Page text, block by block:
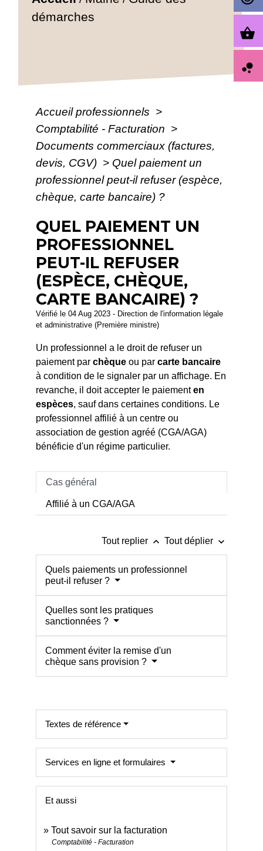
démarches
Accueil professionnels >
Comptabilité - Facturation >
Documents commerciaux (factures,
devis, CGV) > Quel paiement un
professionnel peut-il refuser (espèce,
chèque, carte bancaire) ?
QUEL PAIEMENT UN
PROFESSIONNEL
PEUT-IL REFUSER
(ESPÈCE, CHÈQUE,
CARTE BANCAIRE) ?
Vérifié le 04 Aug 2023 - Direction de l'information légale
et administrative (Première ministre)
Un professionnel a le droit de refuser un
paiement parchèque ou parcarte bancaire
à condition de le signaler par un affichage. En
revanche, il doit accepter le paiementen
espèces, sauf dans certaines conditions. Le
professionnel affilié à un centre ou
association de gestion agréé (CGA/AGA)
bénéficie d'un régime particulier.
Cas général
Affilié à un CGA/AGA
Tout replier keyboard_arrow_up Tout déplier keyboard_arrow_down
Quels paiements un professionnel
peut-il refuser ?
Quelles sont les pratiques
sanctionnées ?
Comment éviter la remise d'un
chèque sans provision ?
Textes de référence
Services en ligne et formulaires
Et aussi
Tout savoir sur la facturation
Comptabilité - Facturation
shopping_basket
bubble_chart